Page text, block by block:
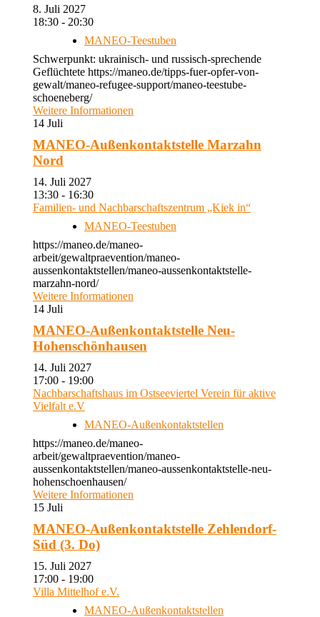
8. Juli 2027
18:30 - 20:30
MANEO-Teestuben
Schwerpunkt: ukrainisch- und russisch-sprechende
Geflüchtete https://maneo.de/tipps-fuer-opfer-von-
gewalt/maneo-refugee-support/maneo-teestube-
schoeneberg/
Weitere Informationen
14 Juli
MANEO-Außenkontaktstelle Marzahn
Nord
14. Juli 2027
13:30 - 16:30
Familien- und Nachbarschaftszentrum „Kiek in“
MANEO-Teestuben
https://maneo.de/maneo-
arbeit/gewaltpraevention/maneo-
aussenkontaktstellen/maneo-aussenkontaktstelle-
marzahn-nord/
Weitere Informationen
14 Juli
MANEO-Außenkontaktstelle Neu-
Hohenschönhausen
14. Juli 2027
17:00 - 19:00
Nachbarschaftshaus im Ostseeviertel Verein für aktive
Vielfalt e.V
MANEO-Außenkontaktstellen
https://maneo.de/maneo-
arbeit/gewaltpraevention/maneo-
aussenkontaktstellen/maneo-aussenkontaktstelle-neu-
hohenschoenhausen/
Weitere Informationen
15 Juli
MANEO-Außenkontaktstelle Zehlendorf-
Süd (3. Do)
15. Juli 2027
17:00 - 19:00
Villa Mittelhof e.V.
MANEO-Außenkontaktstellen